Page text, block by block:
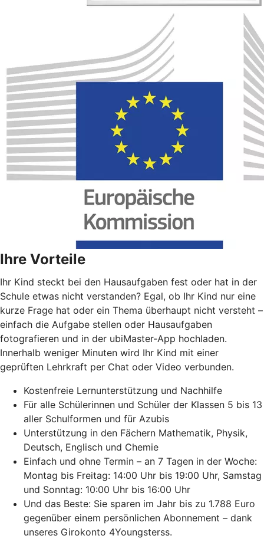
Ihre Vorteile
Ihr Kind steckt bei den Hausaufgaben fest oder hat in der
Schule etwas nicht verstanden? Egal, ob Ihr Kind nur eine
kurze Frage hat oder ein Thema überhaupt nicht versteht –
einfach die Aufgabe stellen oder Hausaufgaben
fotografieren und in der ubiMaster-App hochladen.
Innerhalb weniger Minuten wird Ihr Kind mit einer
geprüften Lehrkraft per Chat oder Video verbunden.
Kostenfreie Lernunterstützung und Nachhilfe
Für alle Schülerinnen und Schüler der Klassen 5 bis 13
aller Schulformen und für Azubis
Unterstützung in den Fächern Mathematik, Physik,
Deutsch, Englisch und Chemie
Einfach und ohne Termin – an 7 Tagen in der Woche:
Montag bis Freitag: 14:00 Uhr bis 19:00 Uhr, Samstag
und Sonntag: 10:00 Uhr bis 16:00 Uhr
Und das Beste: Sie sparen im Jahr bis zu 1.788 Euro
gegenüber einem persönlichen Abonnement – dank
unseres Girokonto 4Youngsterss.